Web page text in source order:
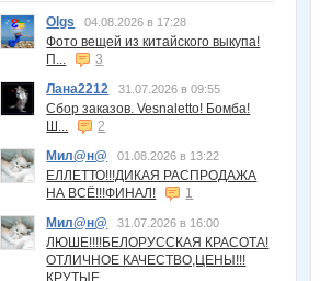
Olgs 04.08.2026 в 17:28
Фото вещей из китайского выкупа!
П...
3
Лана2212
31.07.2026 в 09:55
Сбор заказов. Vesnaletto! Бомба!
Ш...
2
Мил@н@
01.08.2026 в 13:22
ЕЛЛЕТТО!!!ДИКАЯ РАСПРОДАЖА
НА ВСЁ!!!ФИНАЛ!
1
Мил@н@
31.07.2026 в 16:00
ЛЮШЕ!!!!БЕЛОРУССКАЯ КРАСОТА!
ОТЛИЧНОЕ КАЧЕСТВО,ЦЕНЫ!!!
КРУТЫЕ